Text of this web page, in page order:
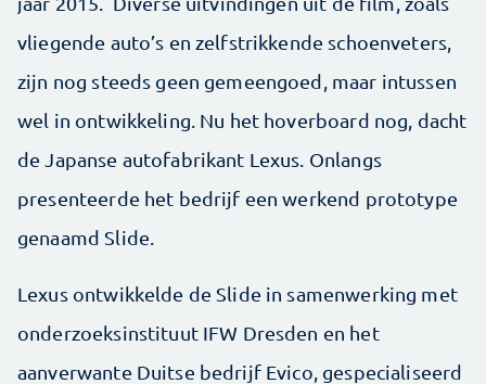
vliegende auto’s en zelfstrikkende schoenveters,
zijn nog steeds geen gemeengoed, maar intussen
wel in ontwikkeling. Nu het hoverboard nog, dacht
de Japanse autofabrikant Lexus. Onlangs
presenteerde het bedrijf een werkend prototype
genaamd Slide.
Lexus ontwikkelde de Slide in samenwerking met
onderzoeksinstituut IFW Dresden en het
aanverwante Duitse bedrijf Evico, gespecialiseerd